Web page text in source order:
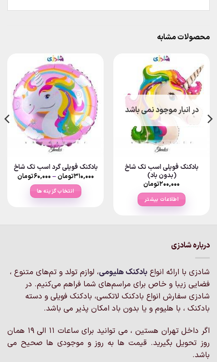
محصولات مشابه
در انبار موجود نمی باشد
بادکنک فویلی اسب تک شاخ
(بدون باد)
۲۰۰,۰۰۰تومان
اطلاعات بیشتر
بادکنک فویلی گرد اسب تک شاخ
۳۱۰,۰۰۰تومان–۶۰,۰۰۰تومانPrice
انتخاب گزینه ها
گزینه
ها
ممکن
است
صفحه
محصول
انتخاب
درباره شادزی
شادزی با ارائه انواع بادکنک‌ هلیومی، لوازم تولد و تم‌های متنوع ،
فضایی زیبا و خاص برای مراسم‌های شما فراهم می‌کنیم. در
شادزی سفارش انواع بادکنک لاتکسی، بادکنک فویلی و دسته
بادکنک ، با هلیوم و یا بدون باد امکان پذیر می باشد.
اگر داخل تهران هستین ، می توانید برای ساعات 11 الی 19 همان
روز تحویل بگیرید. قیمت ها به روز و موجودی ها صحیح می
باشد.